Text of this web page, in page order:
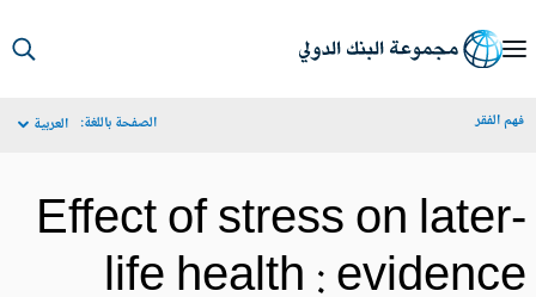
الفقر الصفحة باللغة: العربية
Effect of stress on
life health :